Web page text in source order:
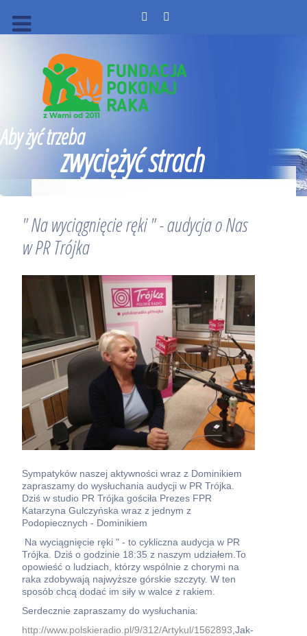
Aby żyć trzeba
zwyciężyć strach
" Na wyciągnięcie ręki " - audycja o Nas
w PR Trójka
Sympatyków naszej aktywności wraz z Dominikiem
zapraszamy do wysłuchania audycji w PR Trójka.
Dziś w studio PR Trójka gościła Prezes FPR
Katarzyna Gulczyńska wraz z jednym z
Podopiecznych - Dominikiem
Na wyciągnięcie ręki " - to cykliczna audycja w PR
Trójka. Dziś o godzinie 18:35 z naszym udziałem.To
opowieść o ludziach, którzy wspólnie z chorymi na
raka zdobywają najwyższe górskie szczyty. W ten
sposób chcą dodać im siły w walce z rakiem.
Serdecznie zapraszamy do wysłuchania:
http://www.polskieradio.pl/9/312/Artykul/1562893 ,Jak-